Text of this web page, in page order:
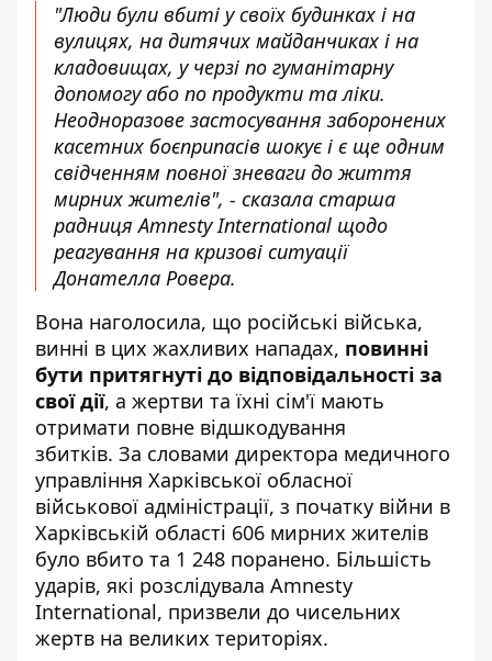
"Люди були вбиті у своїх будинках і на
вулицях, на дитячих майданчиках і на
кладовищах, у черзі по гуманітарну
допомогу або по продукти та ліки.
Неодноразове застосування заборонених
касетних боєприпасів шокує і є ще одним
свідченням повної зневаги до життя
мирних жителів", - сказала старша
радниця Amnesty International щодо
реагування на кризові ситуації
Донателла Ровера.
Вона наголосила, що російські війська,
винні в цих жахливих нападах, повинні
бути притягнуті до відповідальності за
свої дії, а жертви та їхні сім'ї мають
отримати повне відшкодування
збитків. За словами директора медичного
управління Харківської обласної
військової адміністрації, з початку війни в
Харківській області 606 мирних жителів
було вбито та 1 248 поранено. Більшість
ударів, які розслідувала Amnesty
International, призвели до чисельних
жертв на великих територіях.